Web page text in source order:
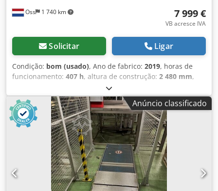
Oss 1 740 km 7 999 €
VB acresce IVA
Solicitar Ligar
Condição: bom (usado), Ano de fabrico: 2019, horas de
funcionamento: 407 h, altura de construção: 2 480 mm,
11 700 mm
quilometragem:407 km, tipo de combustível:elétrico,
Plataforma elevatória elétrica Marca JCB Ano de fabrico
2019 Horas de trabalho 407 h Altura de elevação 11.700
mm Altura de passagem 2.480 mm Capacidade de carga
320 kg (2 x 160 kg) Bateria com carregador interno
Dkedpfjy D Uliox Afvsr
Anúncio classificado